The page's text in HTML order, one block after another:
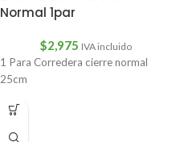
Normal 1par
$2,975 IVA incluido
1 Para Corredera cierre normal
25cm